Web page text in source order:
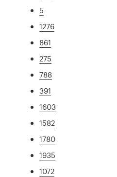
5
1276
861
275
788
391
1603
1582
1780
1935
1072